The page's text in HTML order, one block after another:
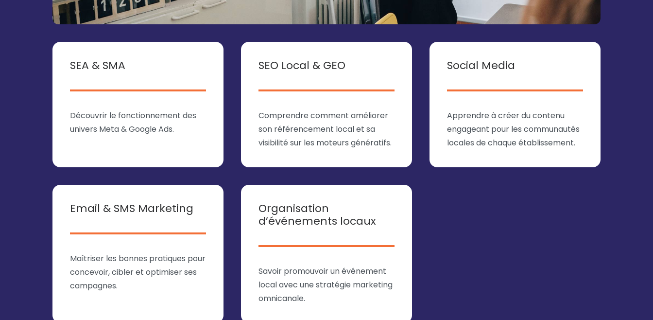
SEA & SMA
Découvrir le fonctionnement des
univers Meta & Google Ads.
SEO Local & GEO
Comprendre comment améliorer
son référencement local et sa
visibilité sur les moteurs génératifs.
Social Media
Apprendre à créer du contenu
engageant pour les communautés
locales de chaque établissement.
Email & SMS Marketing
Maîtriser les bonnes pratiques pour
concevoir, cibler et optimiser ses
campagnes.
Organisation
d’événements locaux
Savoir promouvoir un événement
local avec une stratégie marketing
omnicanale.